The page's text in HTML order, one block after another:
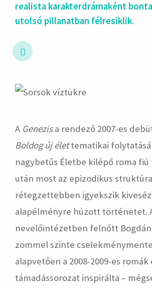
realista karakterdrámaként
utolsó pillanatban félresiklik.
A Genezisa rendező 2007-es
Boldog új élettematikai
nagybetűs Életbe kilépő roma
után most az epizodikus struktúra
rétegzettebben igyekszik
alapélményre húzott történetet.
nevelőintézetben felnőtt Bogdán
zömmel szinte
alapvetően a 2008-2009-es romák
támadássorozat inspirálta –